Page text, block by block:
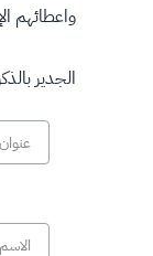
واعطائهم
الجدير بالذكر أنه تم حتى الآن